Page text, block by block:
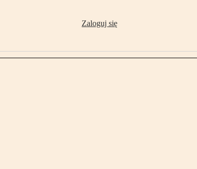
Zaloguj się